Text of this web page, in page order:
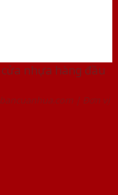
nhựa hàng đầu
| Đơn vị